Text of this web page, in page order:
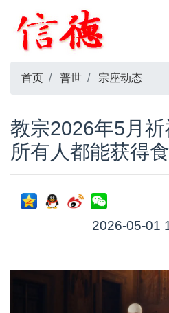
首页 普世 宗座动态
教宗2026年5月
所有人都能获得
2026-05-01